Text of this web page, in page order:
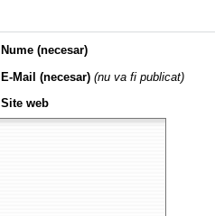
Nume (necesar)
E-Mail (necesar) (nu va fi publicat)
Site web